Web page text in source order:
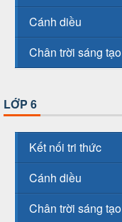
Cánh diều
Chân trời sáng tạo
LỚP 6
Kết nối tri thức
Cánh diều
Chân trời sáng tạo